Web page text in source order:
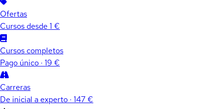
Ofertas
Cursos desde 1 €
Cursos completos
Pago único · 19 €
Carreras
De inicial a experto · 147 €